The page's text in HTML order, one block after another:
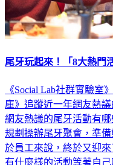
尾牙玩起來！「8大熱
《Social Lab社群實驗室
庫》追蹤近一年網友熱
網友熱議的尾牙活動有
規劃操辦尾牙聚會，準
於員工來說，終於又迎
有什麼樣的活動等著自己